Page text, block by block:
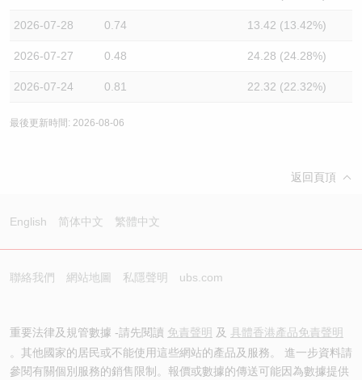
2026-07-28 0.74 13.42 (13.42%)
2026-07-27 0.48 24.28 (24.28%)
2026-07-24 0.81 22.32 (22.32%)
最後更新時間: 2026-08-06
返回頁頂
English 简体中文 繁體中文
聯絡我們 網站地圖 私隱聲明 ubs.com
重要法律及規管數據 -請先閱讀 免責聲明 及 具體香港產品免責聲明
。其他國家的居民或不能使用這些網站的產品及服務。 進一步資料請
參閱有關個別服務的銷售限制。報價或數據的傳送可能因為數據提供